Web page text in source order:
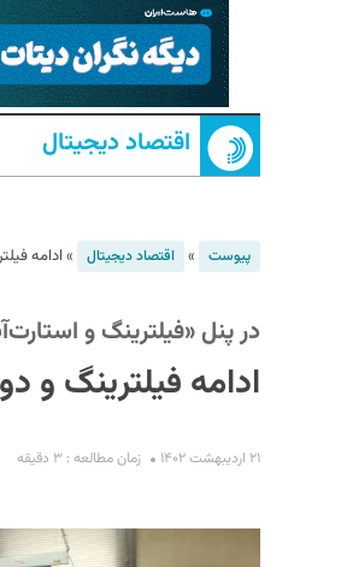
اقتصاد دیجیتال
پیوست » اقتصاد دیجیتال »ادامه
در پنل «فیلترینگ و استارت‌آپ‌ها»
ادامه فیلترینگ
۲۱ اردیبهشت ۱۴۰۲ زمان مطالعه : ۳ دقیقه